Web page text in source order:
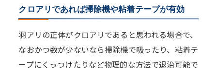
クロアリであれば掃除機や粘着テープが有効
羽アリの正体がクロアリであると思われる場合で、
なおかつ数が少ないなら掃除機で吸ったり、粘着テ
ープにくっつけたりなど物理的な方法で退治可能で